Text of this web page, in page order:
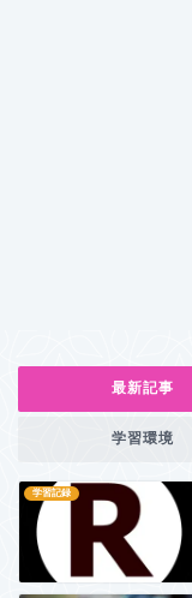
最新記事
学習環境
学習記録